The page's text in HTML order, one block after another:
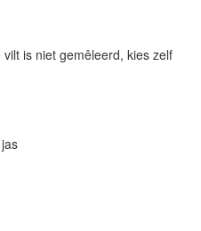
is niet gemêleerd, kies zelf